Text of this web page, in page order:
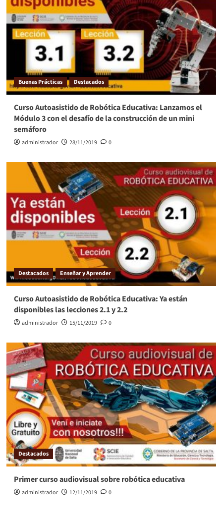
Buenas Prácticas Destacados
Curso Autoasistido de Robótica Educativa: Lanzamos el
Módulo 3 con el desafío de la construcción de un mini
semáforo
administrador 28/11/2019 0
Destacados Enseñar y Aprender
Curso Autoasistido de Robótica Educativa: Ya están
disponibles las lecciones 2.1 y 2.2
administrador 15/11/2019 0
Destacados
Primer curso audiovisual sobre robótica educativa
administrador 12/11/2019 0